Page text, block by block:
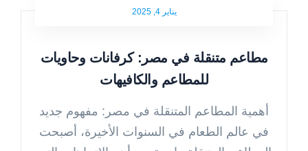
يناير 4, 2025
مطاعم متنقلة في مصر: كرفانات وحاويات
للمطاعم والكافيهات
أهمية المطاعم المتنقلة في مصر: مفهوم جديد
في عالم الطعام في السنوات الأخيرة، أصبحت